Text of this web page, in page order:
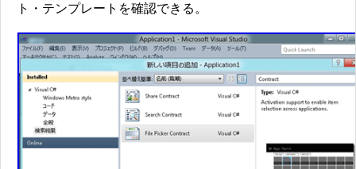
ト・テンプレートを確認できる。